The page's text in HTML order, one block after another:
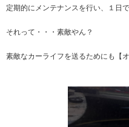
定期的にメンテナンスを行い、１日
それって・・・素敵やん？
素敵なカーライフを送るためにも【